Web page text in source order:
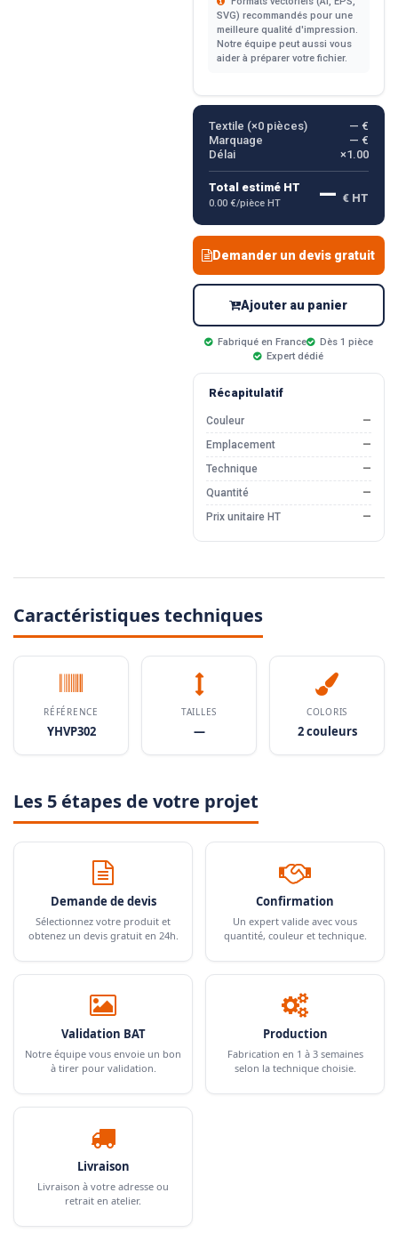
SVG) recommandés pour une
meilleure qualité d'impression.
Notre équipe peut aussi vous
aider à préparer votre fichier.
Textile (×0pièces)
— €
Marquage
— €
Délai
×1.00
Total estimé HT
0.00 €/pièce HT — € HT
Demander un devis gratuit
Ajouter au panier
Fabriqué en France
Dès 1 pièce
Expert dédié
Récapitulatif
Couleur
—
Emplacement
—
Technique
—
Quantité
—
Prix unitaire HT
—
Caractéristiques techniques
RÉFÉRENCE
YHVP302
TAILLES
—
COLORIS
2 couleurs
Les 5 étapes de votre projet
Demande de devis
Sélectionnez votre produit et
obtenez un devis gratuit en 24h.
Confirmation
Un expert valide avec vous
quantité, couleur et technique.
Validation BAT
Notre équipe vous envoie un bon
à tirer pour validation.
Production
Fabrication en 1 à 3 semaines
selon la technique choisie.
Livraison
Livraison à votre adresse ou
retrait en atelier.